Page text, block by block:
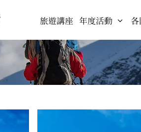
旅遊講座 年度活動